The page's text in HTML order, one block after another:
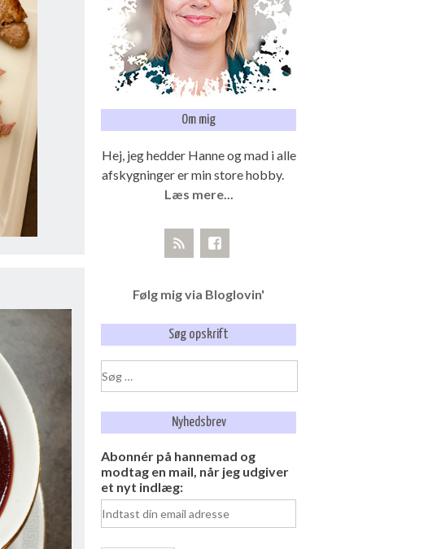
Om mig
Hej, jeg hedder Hanne og mad i alle
afskygninger er min store hobby.
Læs mere...
Følg mig via Bloglovin'
Søg opskrift
Søg
efter:
Nyhedsbrev
Abonnér på hannemad og
modtag en mail, når jeg udgiver
et nyt indlæg: